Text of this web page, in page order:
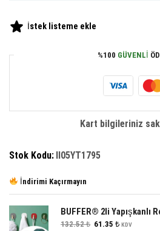
İstek listeme ekle
%100 GÜVENLI
Kart bilgileriniz
Stok Kodu: II05YT1795
İndirimi Kaçırmayın
132.52₺ Orijinal
61.35 ₺Şu
KDV